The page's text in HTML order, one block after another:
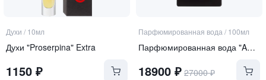
Духи / 10мл
Духи "Proserpina" Extra
1150 ₽
Парфюмированная вода / 100мл
Парфюмированная вода "ACLUS"
18900₽ 27000₽